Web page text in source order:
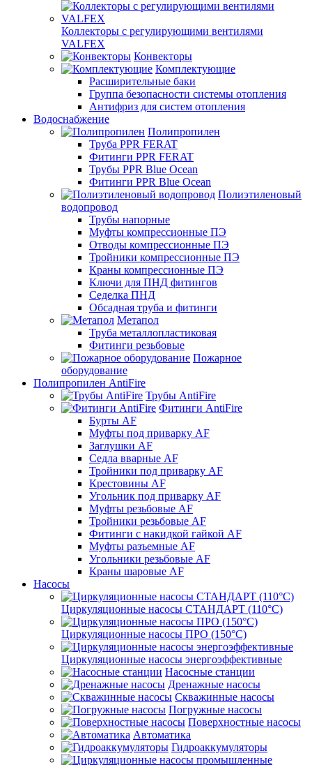
Коллекторы с регулирующими вентилями
VALFEX
Конвекторы
Комплектующие
Расширительные баки
Группа безопасности системы отопления
Антифриз для систем отопления
Водоснабжение
Полипропилен
Труба PPR FERAT
Фитинги PPR FERAT
Трубы PPR Blue Ocean
Фитинги PPR Blue Ocean
Полиэтиленовый
водопровод
Трубы напорные
Муфты компрессионные ПЭ
Отводы компрессионные ПЭ
Тройники компрессионные ПЭ
Краны компрессионные ПЭ
Ключи для ПНД фитингов
Седелка ПНД
Обсадная труба и фитинги
Метапол
Труба металлопластиковая
Фитинги резьбовые
Пожарное
оборудование
Полипропилен AntiFire
Трубы AntiFire
Фитинги AntiFire
Бурты AF
Муфты под приварку AF
Заглушки AF
Седла вварные AF
Тройники под приварку AF
Крестовины AF
Угольник под приварку AF
Муфты резьбовые AF
Тройники резьбовые AF
Фитинги с накидкой гайкой AF
Муфты разъемные AF
Угольники резьбовые AF
Краны шаровые AF
Насосы
Циркуляционные насосы СТАНДАРТ (110°C)
Циркуляционные насосы ПРО (150°C)
Циркуляционные насосы энергоэффективные
Насосные станции
Дренажные насосы
Скважинные насосы
Погружные насосы
Поверхностные насосы
Автоматика
Гидроаккумуляторы